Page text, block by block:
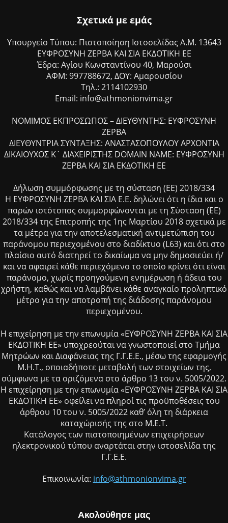
Σχετικά με εμάς
Υπουργείο Τύπου: Πιστοποίηση Ιστοσελίδας Α.Μ. 13643
ΕΥΦΡΟΣΥΝΗ ΖΕΡΒΑ ΚΑΙ ΣΙΑ ΕΚΔΟΤΙΚΗ ΕΕ
Έδρα: Αγίου Κωνσταντίνου 40, Μαρούσι
ΑΦΜ: 997788672, ΔΟΥ: Αμαρουσίου
Τηλ.: 2114102930
Email: info@athmonionvima.gr
ΝΟΜΙΜΟΣ ΕΚΠΡΟΣΩΠΟΣ – ΔΙΕΥΘΥΝΤΗΣ: ΕΥΦΡΟΣΥΝΗ
ΖΕΡΒΑ
ΔΙΕΥΘΥΝΤΡΙΑ ΣΥΝΤΑΞΗΣ: ΑΝΑΣΤΑΣΟΠΟΥΛΟΥ ΑΡΧΟΝΤΙΑ
ΔΙΚΑΙΟΥΧΟΣ Κ` ΔΙΑΧΕΙΡΙΣΤΗΣ DOMAIN NAME: ΕΥΦΡΟΣΥΝΗ
ΖΕΡΒΑ ΚΑΙ ΣΙΑ ΕΚΔΟΤΙΚΗ ΕΕ
Δήλωση συμμόρφωσης με τη σύσταση (ΕΕ) 2018/334
Η ΕΥΦΡΟΣΥΝΗ ΖΕΡΒΑ ΚΑΙ ΣΙΑ Ε.Ε. δηλώνει ότι η ίδια και ο
παρών ιστότοπος συμμορφώνονται με τη Σύσταση (ΕΕ)
2018/334 της Επιτροπής της 1ης Μαρτίου 2018 σχετικά με
τα μέτρα για την αποτελεσματική αντιμετώπιση του
παράνομου περιεχομένου στο διαδίκτυο (L63) και ότι στο
πλαίσιο αυτό διατηρεί το δικαίωμα να μην δημοσιεύει ή/
και να αφαιρεί κάθε περιεχόμενο το οποίο κρίνει ότι είναι
παράνομο, χωρίς προηγούμενη ενημέρωση ή άδεια του
χρήστη, καθώς και να λαμβάνει κάθε αναγκαίο προληπτικό
μέτρο για την αποτροπή της διάδοσης παράνομου
περιεχομένου.
Η επιχείρηση με την επωνυμία «ΕΥΦΡΟΣΥΝΗ ΖΕΡΒΑ ΚΑΙ ΣΙΑ
ΕΚΔΟΤΙΚΗ ΕΕ» υποχρεούται να γνωστοποιεί στο Τμήμα
Μητρώων και Διαφάνειας της Γ.Γ.Ε.Ε., μέσω της εφαρμογής
Μ.Η.Τ., οποιαδήποτε μεταβολή των στοιχείων της,
σύμφωνα με τα οριζόμενα στο άρθρο 13 του ν. 5005/2022.
Η επιχείρηση με την επωνυμία «ΕΥΦΡΟΣΥΝΗ ΖΕΡΒΑ ΚΑΙ ΣΙΑ
ΕΚΔΟΤΙΚΗ ΕΕ» οφείλει να πληροί τις προϋποθέσεις του
άρθρου 10 του ν. 5005/2022 καθ’ όλη τη διάρκεια
καταχώρισής της στο Μ.Ε.Τ.
Κατάλογος των πιστοποιημένων επιχειρήσεων
ηλεκτρονικού τύπου αναρτάται στην ιστοσελίδα της
Γ.Γ.Ε.Ε.
Επικοινωνία: info@athmonionvima.gr
Ακολούθησε μας